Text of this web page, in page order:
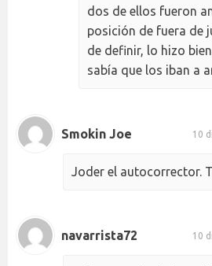
dos de ellos fueron
posición de fuera de
de definir, lo hizo
sabía que los iban a
Smokin Joe 10
Joder el autocorrector.
navarrista72 10